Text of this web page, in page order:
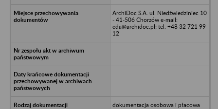
ArchiDoc S.A. ul. Niedźwiedziniec 10
- 41-506 Chorzów e-mail:
cda@archidoc.pl; tel. +48 32 721 99
12
dokumentacja osobowa i płacowa